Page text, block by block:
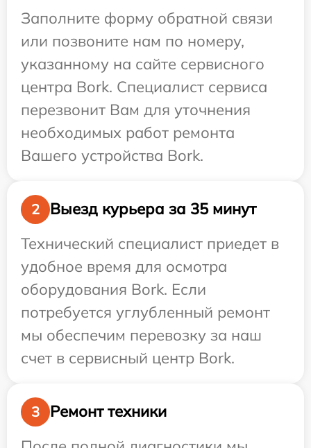
Заполните форму обратной связи
или позвоните нам по номеру,
указанному на сайте сервисного
центра Bork. Специалист сервиса
перезвонит Вам для уточнения
необходимых работ ремонта
Вашего устройства Bork.
2
Выезд курьера за 35 минут
Технический специалист приедет в
удобное время для осмотра
оборудования Bork. Если
потребуется углубленный ремонт
мы обеспечим перевозку за наш
счет в сервисный центр Bork.
3
Ремонт техники